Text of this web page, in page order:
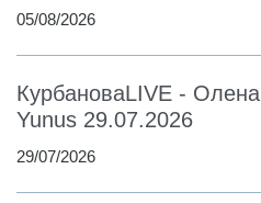
05/08/2026
КурбановаLIVE -
Yunus 29.07.2026
29/07/2026